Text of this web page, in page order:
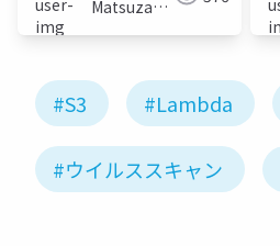
Matsuzawa
#S3 #Lambda
#ウイルススキャン